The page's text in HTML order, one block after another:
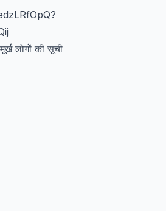
लोगों की सूची